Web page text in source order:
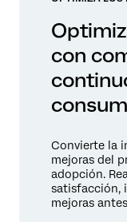
con
Convierte la
mejoras del
adopción.
satisfacción,
mejoras